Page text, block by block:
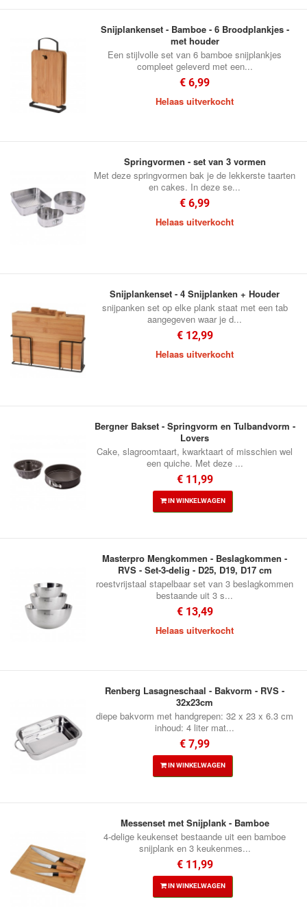
Snijplankenset - Bamboe - 6 Broodplankjes -
met houder
Een stijlvolle set van 6 bamboe snijplankjes
compleet geleverd met een...
€ 6,99
Helaas uitverkocht
Springvormen - set van 3 vormen
Met deze springvormen bak je de lekkerste taarten
en cakes. In deze se...
€ 6,99
Helaas uitverkocht
Snijplankenset - 4 Snijplanken + Houder
snijpanken set op elke plank staat met een tab
aangegeven waar je d...
€ 12,99
Helaas uitverkocht
Bergner Bakset - Springvorm en Tulbandvorm -
Lovers
Cake, slagroomtaart, kwarktaart of misschien wel
een quiche. Met deze ...
€ 11,99
IN WINKELWAGEN
Masterpro Mengkommen - Beslagkommen -
RVS - Set-3-delig - D25, D19, D17 cm
roestvrijstaal stapelbaar set van 3 beslagkommen
bestaande uit 3 s...
€ 13,49
Helaas uitverkocht
Renberg Lasagneschaal - Bakvorm - RVS -
32x23cm
diepe bakvorm met handgrepen: 32 x 23 x 6.3 cm
inhoud: 4 liter mat...
€ 7,99
IN WINKELWAGEN
Messenset met Snijplank - Bamboe
4-delige keukenset bestaande uit een bamboe
snijplank en 3 keukenmes...
€ 11,99
IN WINKELWAGEN